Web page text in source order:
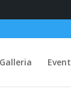
Galleria